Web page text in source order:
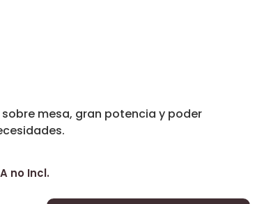
sobre mesa, gran potencia y poder
no Incl.